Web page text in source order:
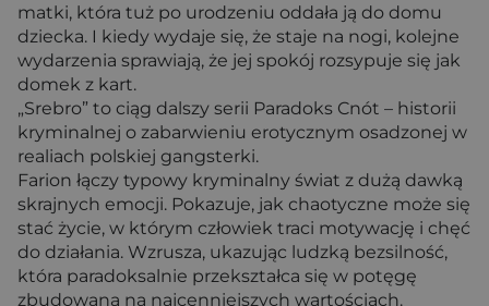
matki, która tuż po urodzeniu oddała ją do domu
dziecka. I kiedy wydaje się, że staje na nogi, kolejne
wydarzenia sprawiają, że jej spokój rozsypuje się jak
domek z kart.
„Srebro” to ciąg dalszy serii Paradoks Cnót – historii
kryminalnej o zabarwieniu erotycznym osadzonej w
realiach polskiej gangsterki.
Farion łączy typowy kryminalny świat z dużą dawką
skrajnych emocji. Pokazuje, jak chaotyczne może się
stać życie, w którym człowiek traci motywację i chęć
do działania. Wzrusza, ukazując ludzką bezsilność,
która paradoksalnie przekształca się w potęgę
zbudowaną na najcenniejszych wartościach.